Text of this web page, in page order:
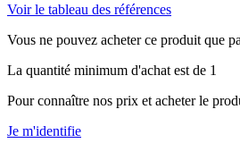
Voir le tableau des références
Vous ne pouvez acheter ce produit que
La quantité minimum d'achat est de 1
Pour connaître nos prix et acheter le
Je m'identifie